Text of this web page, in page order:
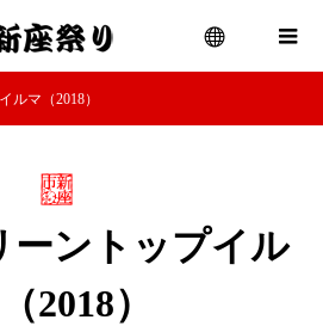
ルマ（2018）
ーントップイル
2018）